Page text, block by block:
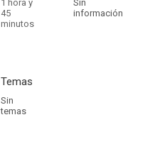
1 hora y
45
minutos
Sin
información
Temas
Sin
temas